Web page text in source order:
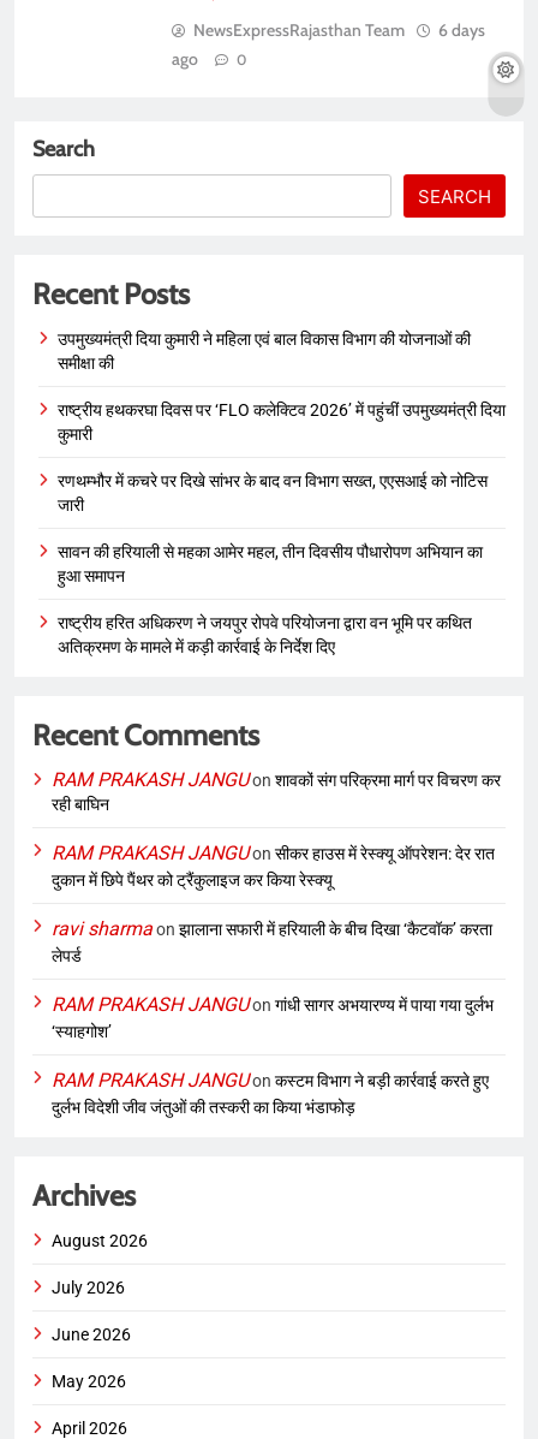
NewsExpressRajasthan Team
6 days
ago
0
Search
SEARCH
Recent Posts
उपमुख्यमंत्री दिया कुमारी ने महिला एवं बाल विकास विभाग की योजनाओं की
समीक्षा की
राष्ट्रीय हथकरघा दिवस पर ‘FLO कलेक्टिव 2026’ में पहुंचीं उपमुख्यमंत्री दिया
कुमारी
रणथम्भौर में कचरे पर दिखे सांभर के बाद वन विभाग सख्त, एएसआई को नोटिस
जारी
सावन की हरियाली से महका आमेर महल, तीन दिवसीय पौधारोपण अभियान का
हुआ समापन
राष्ट्रीय हरित अधिकरण ने जयपुर रोपवे परियोजना द्वारा वन भूमि पर कथित
अतिक्रमण के मामले में कड़ी कार्रवाई के निर्देश दिए
Recent Comments
RAM PRAKASH JANGUon शावकों संग परिक्रमा मार्ग पर विचरण कर
रही बाघिन
RAM PRAKASH JANGUon सीकर हाउस में रेस्क्यू ऑपरेशन: देर रात
दुकान में छिपे पैंथर को ट्रैंकुलाइज कर किया रेस्क्यू
ravi sharmaon झालाना सफारी में हरियाली के बीच दिखा ‘कैटवॉक’ करता
लेपर्ड
RAM PRAKASH JANGUon गांधी सागर अभयारण्य में पाया गया दुर्लभ
‘स्याहगोश’
RAM PRAKASH JANGUon कस्टम विभाग ने बड़ी कार्रवाई करते हुए
दुर्लभ विदेशी जीव जंतुओं की तस्करी का किया भंडाफोड़
Archives
August 2026
July 2026
June 2026
May 2026
April 2026